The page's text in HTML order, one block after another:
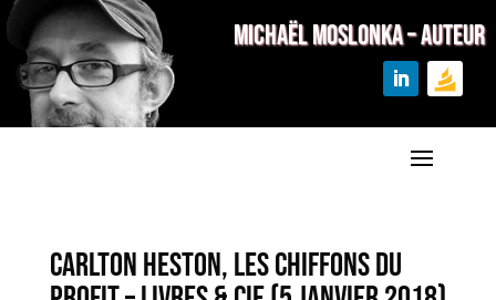
MICHAËL MOSLONKA – Auteur
Carlton Heston, Les chiffons du